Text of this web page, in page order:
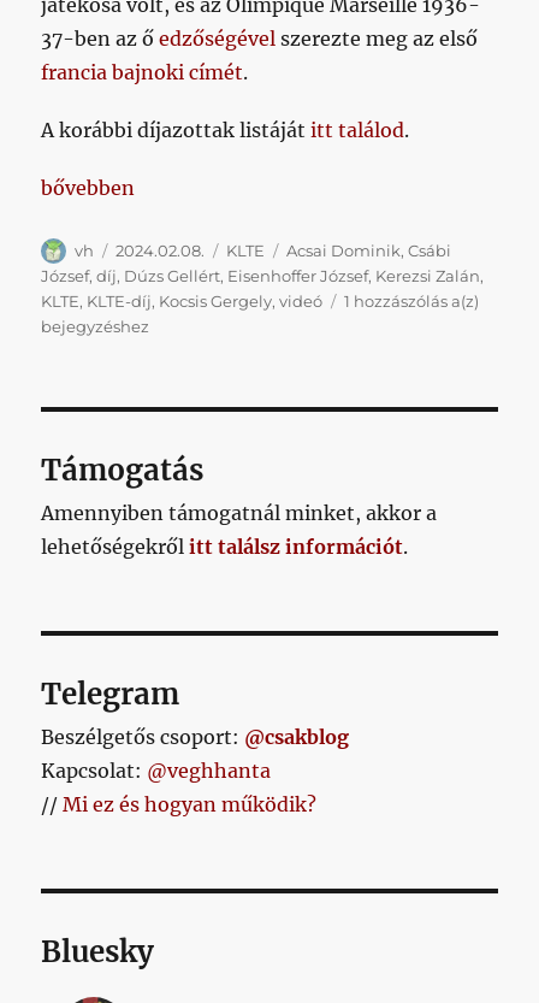
37-ben az őedzőségével szerezte meg az első
francia bajnoki címét.
A korábbi díjazottak listájátitt találod.
„KLTE-díjátadó, 2023”
bővebben
Szerző
vh Közzétéve
2024.02.08. Kategória
KLTE Címke
Acsai Dominik,Csábi
József,díj, Dúzs Gellért, Eisenhoffer József, Kerezsi Zalán,
KLTE, KLTE-díj, Kocsis Gergely,videó 1 hozzászólás a(z)
bejegyzéshez
Támogatás
Amennyiben támogatnál minket, akkor a
lehetőségekrőlitt találsz információt.
Telegram
Beszélgetős csoport: @csakblog
Kapcsolat: @veghhanta
//Mi ez és hogyan működik?
Bluesky